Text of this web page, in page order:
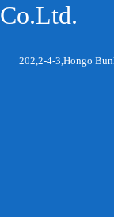
Co.Ltd.
202,2-4-3,Hongo